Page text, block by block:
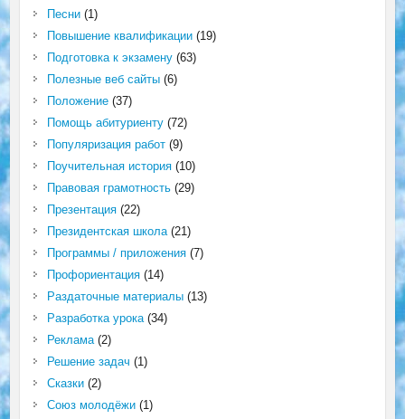
Песни(1)
Повышение квалификации(19)
Подготовка к экзамену(63)
Полезные веб сайты(6)
Положение(37)
Помощь абитуриенту(72)
Популяризация работ(9)
Поучительная история(10)
Правовая грамотность(29)
Презентация(22)
Президентская школа(21)
Программы / приложения(7)
Профориентация(14)
Раздаточные материалы(13)
Разработка урока(34)
Реклама(2)
Решение задач (1)
Сказки(2)
Союз молодёжи(1)